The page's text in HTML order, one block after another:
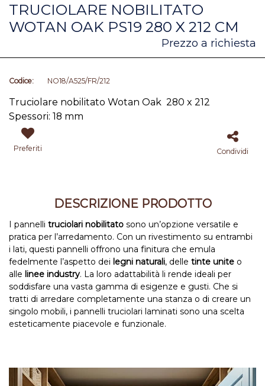
TRUCIOLARE NOBILITATO
WOTAN OAK PS19 280 X 212 CM
Prezzo a richiesta
Codice: NO18/A525/FR/212
Truciolare nobilitato Wotan Oak 280 x 212
Spessori: 18 mm
Preferiti Condividi
DESCRIZIONE PRODOTTO
I pannelli truciolari nobilitato sono un’opzione versatile e
pratica per l’arredamento. Con un rivestimento su entrambi
i lati, questi pannelli offrono una finitura che emula
fedelmente l’aspetto dei legni naturali, delle tinte unite o
alle linee industry. La loro adattabilità li rende ideali per
soddisfare una vasta gamma di esigenze e gusti. Che si
tratti di arredare completamente una stanza o di creare un
singolo mobili, i pannelli truciolari laminati sono una scelta
esteticamente piacevole e funzionale.